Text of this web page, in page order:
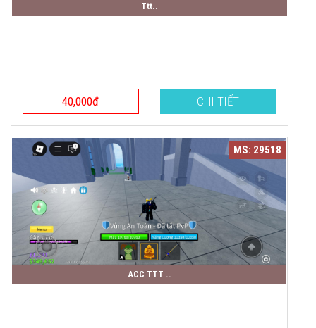
Ttt..
40,000đ CHI TIẾT
MS: 29518
ACC TTT ..